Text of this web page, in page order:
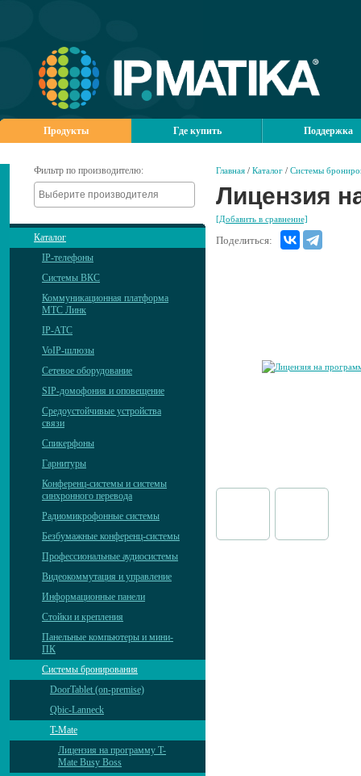
Продукты Где купить Поддержка
Фильтр по производителю:
Каталог
IP-телефоны
Системы ВКС
Коммуникационная платформа
МТС Линк
IP-АТС
VoIP-шлюзы
Сетевое оборудование
SIP-домофония и оповещение
Средоустойчивые устройства
связи
Спикерфоны
Гарнитуры
Конференц-системы и системы
синхронного перевода
Радиомикрофонные системы
Безбумажные конференц-системы
Профессиональные аудиосистемы
Видеокоммутация и управление
Информационные панели
Стойки и крепления
Панельные компьютеры и мини-
ПК
Системы бронирования
DoorTablet (on-premise)
Qbic-Lanneck
T-Mate
Лицензия на программу T-
Mate Busy Boss
Главная / Каталог / Системы
Лицензия
[Добавить в сравнение]
Поделиться: